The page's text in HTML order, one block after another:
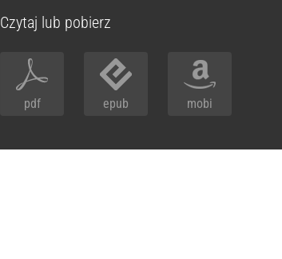
Czytaj lub pobierz
pdf epub mobi